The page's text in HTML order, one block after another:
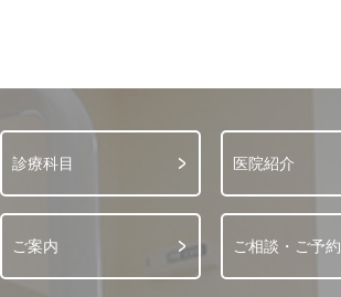
診療科目 医院紹介
ご案内 ご相談・ご予約